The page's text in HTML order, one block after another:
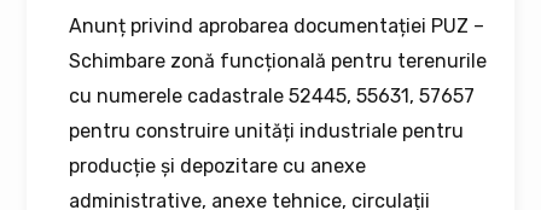
Anunț privind aprobarea documentației PUZ –
Schimbare zonă funcțională pentru terenurile
cu numerele cadastrale 52445, 55631, 57657
pentru construire unități industriale pentru
producție și depozitare cu anexe
administrative, anexe tehnice, circulații